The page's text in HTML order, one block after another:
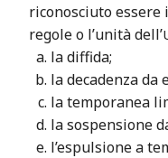
riconosciuto essere
regole o l’unità dell’
la diffida;
la decadenza
la temporanea
la sospensione
l’espulsione a